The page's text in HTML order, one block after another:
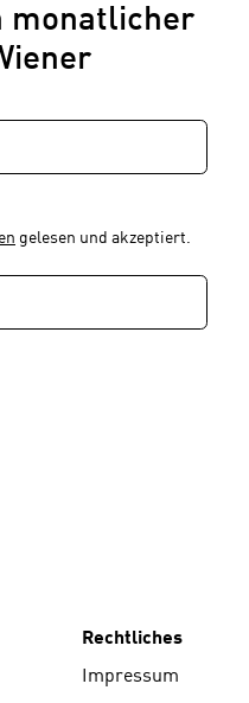
monatlicher
gelesen und akzeptiert.
Rechtliches
Impressum